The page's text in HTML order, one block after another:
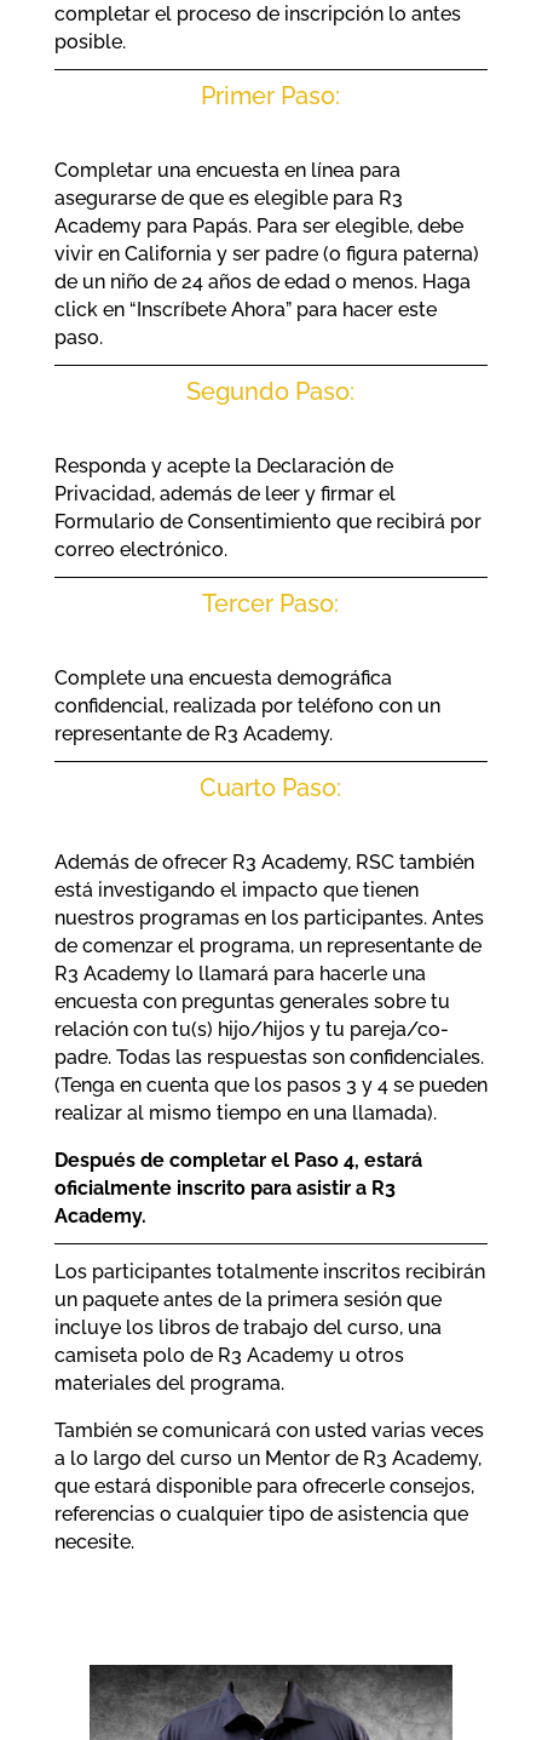
completar el proceso de inscripción lo antes
posible.
Primer Paso:
Completar una encuesta en línea para
asegurarse de que es elegible para R3
Academy para Papás. Para ser elegible, debe
vivir en California y ser padre (o figura paterna)
de un niño de 24 años de edad o menos. Haga
click en “Inscríbete Ahora” para hacer este
paso.
Segundo Paso:
Responda y acepte la Declaración de
Privacidad, además de leer y firmar el
Formulario de Consentimiento que recibirá por
correo electrónico.
Tercer Paso:
Complete una encuesta demográfica
confidencial, realizada por teléfono con un
representante de R3 Academy.
Cuarto Paso:
Además de ofrecer R3 Academy, RSC también
está investigando el impacto que tienen
nuestros programas en los participantes. Antes
de comenzar el programa, un representante de
R3 Academy lo llamará para hacerle una
encuesta con preguntas generales sobre tu
relación con tu(s) hijo/hijos y tu pareja/co-
padre. Todas las respuestas son confidenciales.
(Tenga en cuenta que los pasos 3 y 4 se pueden
realizar al mismo tiempo en una llamada).
Después de completar el Paso 4, estará
oficialmente inscrito para asistir a R3
Academy.
Los participantes totalmente inscritos recibirán
un paquete antes de la primera sesión que
incluye los libros de trabajo del curso, una
camiseta polo de R3 Academy u otros
materiales del programa.
También se comunicará con usted varias veces
a lo largo del curso un Mentor de R3 Academy,
que estará disponible para ofrecerle consejos,
referencias o cualquier tipo de asistencia que
necesite.